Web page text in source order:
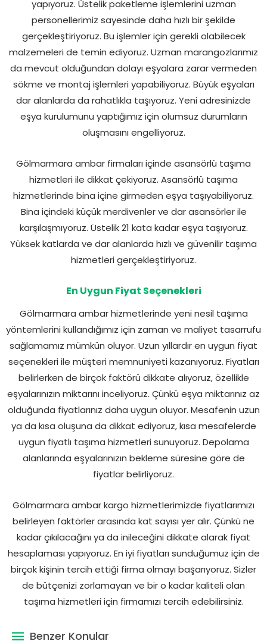
yapıyoruz. Üstelik paketleme işlemlerini uzman
personellerimiz sayesinde daha hızlı bir şekilde
gerçekleştiriyoruz. Bu işlemler için gerekli olabilecek
malzemeleri de temin ediyoruz. Uzman marangozlarımız
da mevcut olduğundan dolayı eşyalara zarar vermeden
sökme ve montaj işlemleri yapabiliyoruz. Büyük eşyaları
dar alanlarda da rahatlıkla taşıyoruz. Yeni adresinizde
eşya kurulumunu yaptığımız için olumsuz durumların
oluşmasını engelliyoruz.
Gölmarmara ambar firmaları içinde asansörlü taşıma
hizmetleri ile dikkat çekiyoruz. Asansörlü taşıma
hizmetlerinde bina içine girmeden eşya taşıyabiliyoruz.
Bina içindeki küçük merdivenler ve dar asansörler ile
karşılaşmıyoruz. Üstelik 21 kata kadar eşya taşıyoruz.
Yüksek katlarda ve dar alanlarda hızlı ve güvenilir taşıma
hizmetleri gerçekleştiriyoruz.
En Uygun Fiyat Seçenekleri
Gölmarmara ambar hizmetlerinde yeni nesil taşıma
yöntemlerini kullandığımız için zaman ve maliyet tasarrufu
sağlamamız mümkün oluyor. Uzun yıllardır en uygun fiyat
seçenekleri ile müşteri memnuniyeti kazanıyoruz. Fiyatları
belirlerken de birçok faktörü dikkate alıyoruz, özellikle
eşyalarınızın miktarını inceliyoruz. Çünkü eşya miktarınız az
olduğunda fiyatlarınız daha uygun oluyor. Mesafenin uzun
ya da kısa oluşuna da dikkat ediyoruz, kısa mesafelerde
uygun fiyatlı taşıma hizmetleri sunuyoruz. Depolama
alanlarında eşyalarınızın bekleme süresine göre de
fiyatlar belirliyoruz.
Gölmarmara ambar kargo hizmetlerimizde fiyatlarımızı
belirleyen faktörler arasında kat sayısı yer alır. Çünkü ne
kadar çıkılacağını ya da inileceğini dikkate alarak fiyat
hesaplaması yapıyoruz. En iyi fiyatları sunduğumuz için de
birçok kişinin tercih ettiği firma olmayı başarıyoruz. Sizler
de bütçenizi zorlamayan ve bir o kadar kaliteli olan
taşıma hizmetleri için firmamızı tercih edebilirsiniz.
Benzer Konular